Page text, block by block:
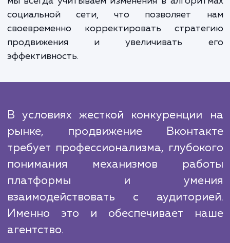
узнаваемым, вы начинаете
взаимодействовать с вашей
аудиторией, ваши продажи
благодаря большей конверсии из
систематизирован. Мы всегда держим
курсе о текущих действиях, а
достигнутых результатах. Важно отметить,
мы всегда учитываем изменения в
социальной сети, что позволяет
своевременно корректировать
продвижения и увеличивать
эффективность.